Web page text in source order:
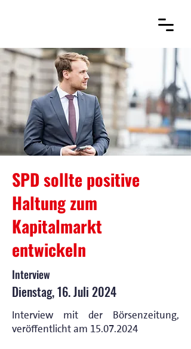
SPD sollte positive
Haltung zum
Kapitalmarkt
entwickeln
Interview
Dienstag, 16. Juli 2024
Interview mit der Börsenzeitung,
veröffentlicht am 15.07.2024